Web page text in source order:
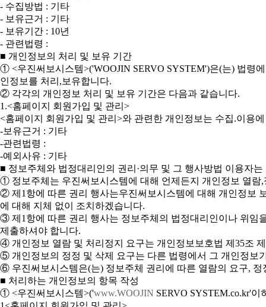
- 수집방법 : 기타
- 보유근거 : 기타
- 보유기간 : 10년
- 관련법령 :
■ 개인정보의 처리 및 보유 기간
① <우진써보시스템>('WOOJIN SERVO SYSTEM')은(는) 법령
인정보를 처리,보유합니다.
② 각각의 개인정보 처리 및 보유 기간은 다음과 같습니다.
1.<홈페이지 회원가입 및 관리>
<홈페이지 회원가입 및 관리>와 관련한 개인정보는 수집.이용
-보유근거 : 기타
-관련법령 :
-예외사유 : 기타
■ 정보주체와 법정대리인의 권리·의무 및 그 행사방법 이용자
① 정보주체는 우진써보시스템에 대해 언제든지 개인정보 열
② 제1항에 따른 권리 행사는우진써보시스템에 대해 개인정보
에 대해 지체 없이 조치하겠습니다.
③ 제1항에 따른 권리 행사는 정보주체의 법정대리인이나 위임
제출하셔야 합니다.
④ 개인정보 열람 및 처리정지 요구는 개인정보보호법 제35조
⑤ 개인정보의 정정 및 삭제 요구는 다른 법령에서 그 개인정보
⑥ 우진써보시스템은(는) 정보주체 권리에 따른 열람의 요구,
■ 처리하는 개인정보의 항목 작성
① <우진써보시스템>('www.WOOJIN SERVO SYSTEM.co.kr'